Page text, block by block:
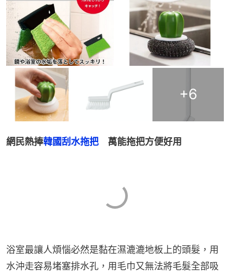
+6
網民熱捧韓國刮水拖把 萬能拖把方便好用
浴室最讓人煩惱必然是黏在濕漉漉地板上的頭髮，用
水沖走容易堵塞排水孔，用毛巾又無法將毛髮全部吸